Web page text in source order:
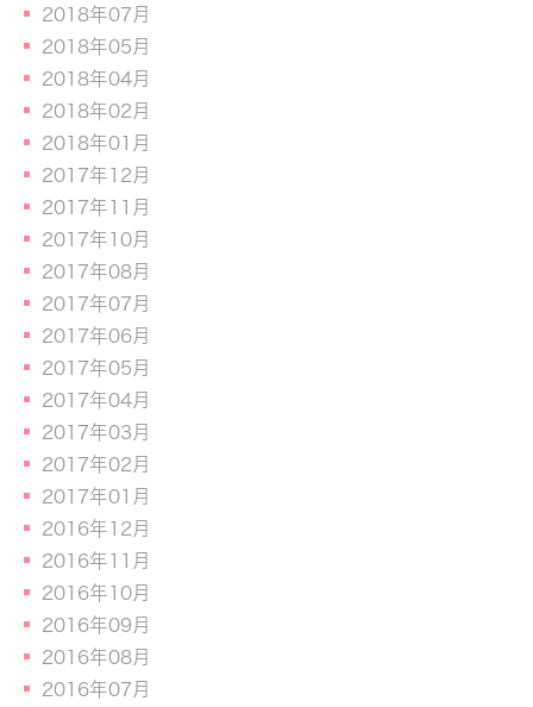
2018年07月
2018年05月
2018年04月
2018年02月
2018年01月
2017年12月
2017年11月
2017年10月
2017年08月
2017年07月
2017年06月
2017年05月
2017年04月
2017年03月
2017年02月
2017年01月
2016年12月
2016年11月
2016年10月
2016年09月
2016年08月
2016年07月